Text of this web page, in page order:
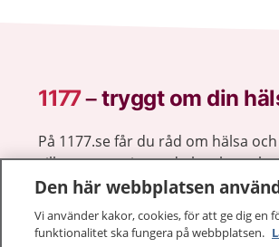
1177–tryggt om din
På 1177.se får du råd om hälsa
vilka mottagningar du kan
och göra dina vårdärenden. Ring
sjukvårdsrådgivning dygnet runt.
1177 ger dig råd när du vill må
Den här webbplatsen
Vi använder kakor, cookies, för att ge dig
funktionalitet ska fungera på webbplatsen.